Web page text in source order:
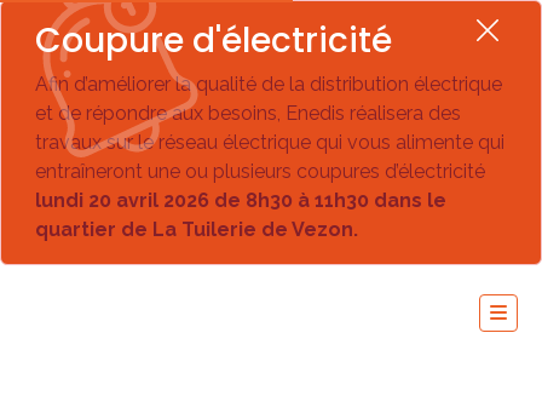
Coupure d'électricité
Afin d’améliorer la qualité de la distribution électrique
et de répondre aux besoins, Enedis réalisera des
travaux sur le réseau électrique qui vous alimente qui
entraîneront une ou plusieurs coupures d’électricité
lundi 20 avril 2026 de 8h30 à 11h30 dans le
quartier de La Tuilerie de Vezon.